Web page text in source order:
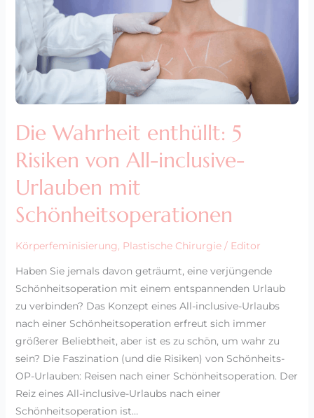
Die Wahrheit enthüllt: 5
Risiken von All-inclusive-
Urlauben mit
Schönheitsoperationen
Körperfeminisierung, Plastische Chirurgie/ Editor
Haben Sie jemals davon geträumt, eine verjüngende
Schönheitsoperation mit einem entspannenden Urlaub
zu verbinden? Das Konzept eines All-inclusive-Urlaubs
nach einer Schönheitsoperation erfreut sich immer
größerer Beliebtheit, aber ist es zu schön, um wahr zu
sein? Die Faszination (und die Risiken) von Schönheits-
OP-Urlauben: Reisen nach einer Schönheitsoperation. Der
Reiz eines All-inclusive-Urlaubs nach einer
Schönheitsoperation ist…
inclusive-
Urlauben
mit
Schönheitsoperationen